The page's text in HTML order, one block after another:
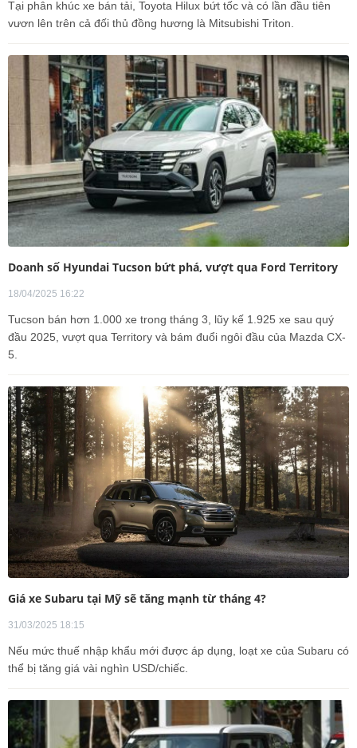
Tại phân khúc xe bán tải, Toyota Hilux bứt tốc và có lần đầu tiên
vươn lên trên cả đối thủ đồng hương là Mitsubishi Triton.
Doanh số Hyundai Tucson bứt phá, vượt qua Ford Territory
18/04/2025 16:22
Tucson bán hơn 1.000 xe trong tháng 3, lũy kế 1.925 xe sau quý
đầu 2025, vượt qua Territory và bám đuổi ngôi đầu của Mazda CX-
5.
Giá xe Subaru tại Mỹ sẽ tăng mạnh từ tháng 4?
31/03/2025 18:15
Nếu mức thuế nhập khẩu mới được áp dụng, loạt xe của Subaru có
thể bị tăng giá vài nghìn USD/chiếc.